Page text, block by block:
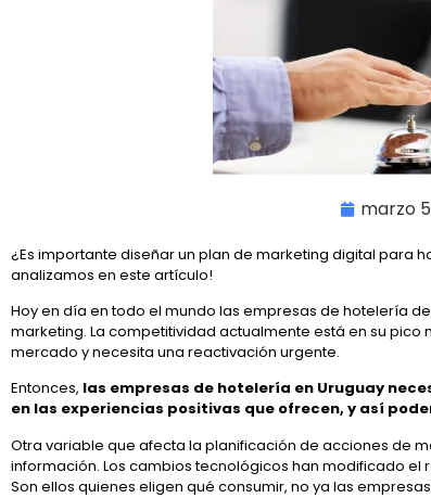
marzo
¿Es importante diseñar un plan de marketing digital para
analizamos en este artículo!
Hoy en día en todo el mundo las empresas de hotelería
marketing. La competitividad actualmente está en su
mercado y necesita una reactivación urgente.
Entonces, las empresas de hotelería en Uruguay
en las experiencias positivas que ofrecen, y así
Otra variable que afecta la planificación de acciones de
información. Los cambios tecnológicos han modificado
Son ellos quienes eligen qué consumir, no ya las